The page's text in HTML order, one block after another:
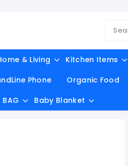
& Living Kitchen Items
Phone Organic Food
BAG
Baby Blanket